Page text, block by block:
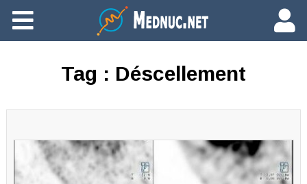
Ajouter du contenu
Tag : Déscellement